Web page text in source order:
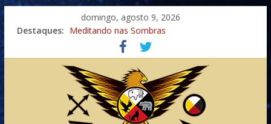
domingo, agosto 9, 2026
Destaques: Meditando nas Sombras
Autosuficiência: A Jornada do Espírito Ancestral
Xamanismo Universal
Totens – Caminho Espiritual – Crescimento
Imaginação na Cura